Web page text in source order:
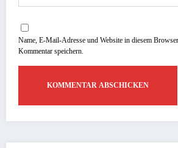
Name, E-Mail-Adresse und Website in diesem
Kommentar speichern.